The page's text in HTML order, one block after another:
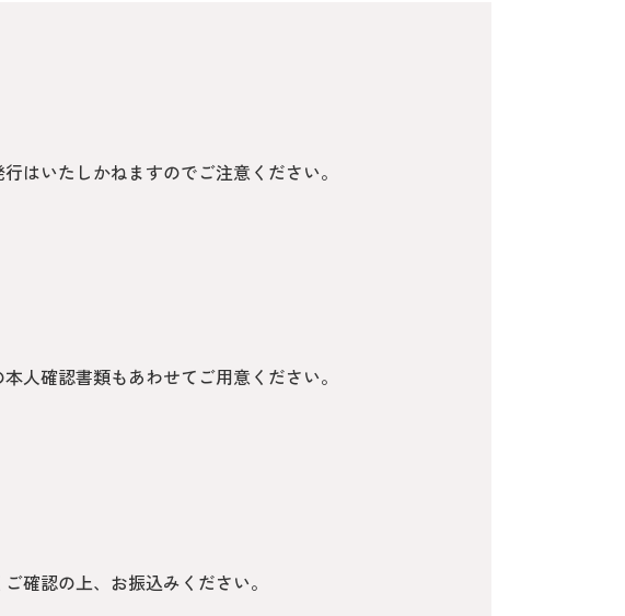
はいたしかねますのでご注意ください。
人確認書類もあわせてご用意ください。
確認の上、お振込みください。